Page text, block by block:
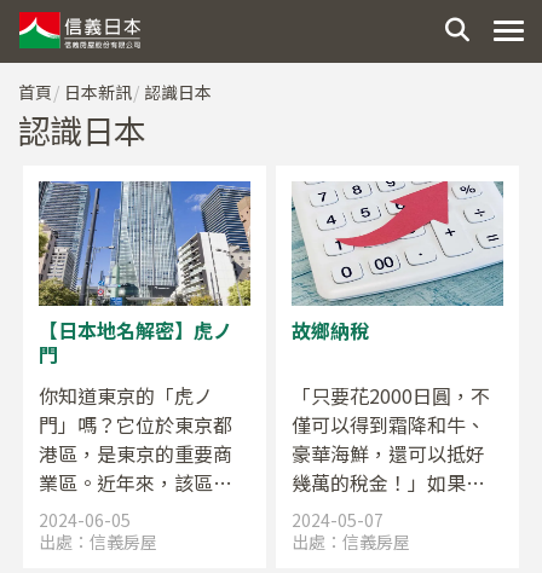
首頁 日本新訊 認識日本
認識日本
【日本地名解密】虎ノ
門
你知道東京的「虎ノ
門」嗎？它位於東京都
港區，是東京的重要商
業區。近年來，該區域
進行了大規模的重新開
發，尤其是2023年底開
2024-06-05
出處： 信義房屋
故鄉納稅
「只要花2000日圓，不
僅可以得到霜降和牛、
豪華海鮮，還可以抵好
幾萬的稅金！」如果長
期在日本生活，你一定
會聽到大家在談論透過
2024-05-07
出處： 信義房屋